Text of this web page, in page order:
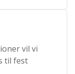
vil vi
til fest